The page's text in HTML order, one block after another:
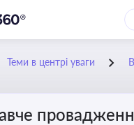
Теми в центрі уваги